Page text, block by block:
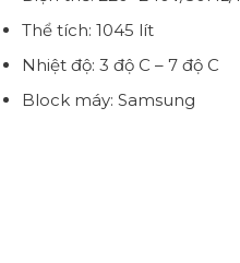
Thể tích: 1045 lít
Nhiệt độ: 3 độ C – 7 độ C
Block máy: Samsung